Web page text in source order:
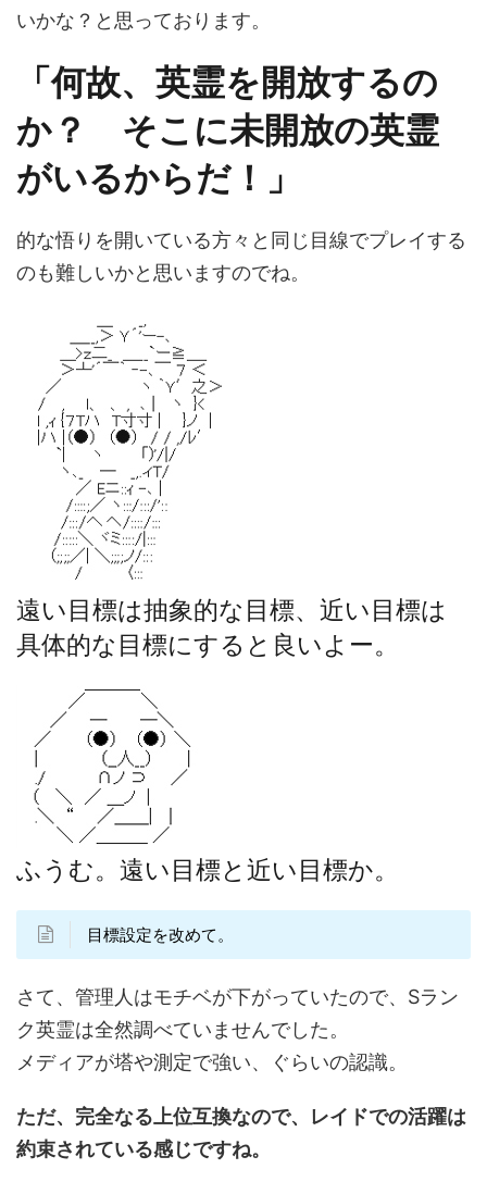
いかな？と思っております。
「何故、英霊を開放するの
か？ そこに未開放の英霊
がいるからだ！」
的な悟りを開いている方々と同じ目線でプレイする
のも難しいかと思いますのでね。
遠い目標は抽象的な目標、近い目標は
具体的な目標にすると良いよー。
ふうむ。遠い目標と近い目標か。
目標設定を改めて。
さて、管理人はモチベが下がっていたので、Sラン
ク英霊は全然調べていませんでした。
メディアが塔や測定で強い、ぐらいの認識。
ただ、完全なる上位互換なので、レイドでの活躍は
約束されている感じですね。